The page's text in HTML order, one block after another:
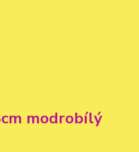
modrobílý